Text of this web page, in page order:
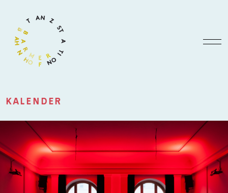
KALENDER